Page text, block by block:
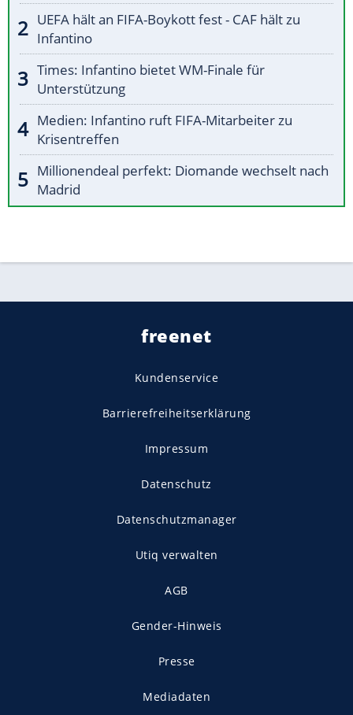
UEFA hält an FIFA-Boykott fest - CAF hält zu
Infantino
Times: Infantino bietet WM-Finale für
Unterstützung
Medien: Infantino ruft FIFA-Mitarbeiter zu
Krisentreffen
Millionendeal perfekt: Diomande wechselt nach
Madrid
freenet
Kundenservice
Barrierefreiheitserklärung
Impressum
Datenschutz
Datenschutzmanager
Utiq verwalten
AGB
Gender-Hinweis
Presse
Mediadaten